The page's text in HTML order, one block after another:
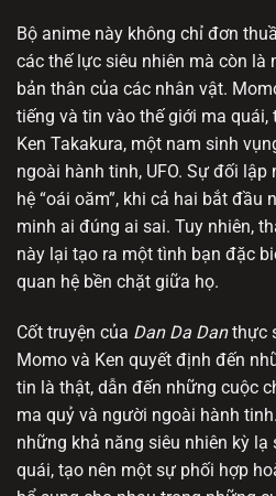
Bộ anime này không chỉ đơn
các thế lực siêu nhiên mà còn là
bản thân của các nhân vật.
tiếng và tin vào thế giới ma
Ken Takakura, một nam sinh
ngoài hành tinh, UFO. Sự đối
hệ “oái oăm”, khi cả hai bắt
minh ai đúng ai sai. Tuy nhiên,
này lại tạo ra một tình bạn đặc
quan hệ bền chặt giữa họ.
Cốt truyện của Dan Da Danthực
Momo và Ken quyết định đến
tin là thật, dẫn đến những cuộc
ma quỷ và người ngoài hành
những khả năng siêu nhiên kỳ
quái, tạo nên một sự phối hợp